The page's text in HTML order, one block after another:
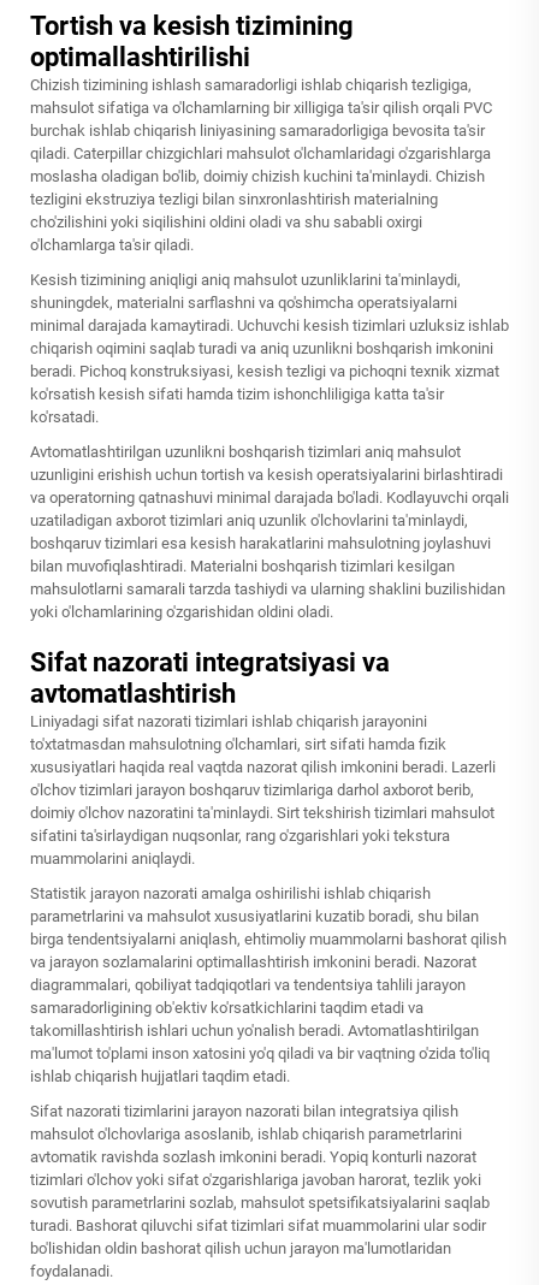
Tortish va kesish tizimining
optimallashtirilishi
Chizish tizimining ishlash samaradorligi ishlab chiqarish tezligiga,
mahsulot sifatiga va o'lchamlarning bir xilligiga ta'sir qilish orqali PVC
burchak ishlab chiqarish liniyasining samaradorligiga bevosita ta'sir
qiladi. Caterpillar chizgichlari mahsulot o'lchamlaridagi o'zgarishlarga
moslasha oladigan bo'lib, doimiy chizish kuchini ta'minlaydi. Chizish
tezligini ekstruziya tezligi bilan sinxronlashtirish materialning
cho'zilishini yoki siqilishini oldini oladi va shu sababli oxirgi
o'lchamlarga ta'sir qiladi.
Kesish tizimining aniqligi aniq mahsulot uzunliklarini ta'minlaydi,
shuningdek, materialni sarflashni va qo'shimcha operatsiyalarni
minimal darajada kamaytiradi. Uchuvchi kesish tizimlari uzluksiz ishlab
chiqarish oqimini saqlab turadi va aniq uzunlikni boshqarish imkonini
beradi. Pichoq konstruksiyasi, kesish tezligi va pichoqni texnik xizmat
ko'rsatish kesish sifati hamda tizim ishonchliligiga katta ta'sir
ko'rsatadi.
Avtomatlashtirilgan uzunlikni boshqarish tizimlari aniq mahsulot
uzunligini erishish uchun tortish va kesish operatsiyalarini birlashtiradi
va operatorning qatnashuvi minimal darajada bo'ladi. Kodlayuvchi orqali
uzatiladigan axborot tizimlari aniq uzunlik o'lchovlarini ta'minlaydi,
boshqaruv tizimlari esa kesish harakatlarini mahsulotning joylashuvi
bilan muvofiqlashtiradi. Materialni boshqarish tizimlari kesilgan
mahsulotlarni samarali tarzda tashiydi va ularning shaklini buzilishidan
yoki o'lchamlarining o'zgarishidan oldini oladi.
Sifat nazorati integratsiyasi va
avtomatlashtirish
Liniyadagi sifat nazorati tizimlari ishlab chiqarish jarayonini
to'xtatmasdan mahsulotning o'lchamlari, sirt sifati hamda fizik
xususiyatlari haqida real vaqtda nazorat qilish imkonini beradi. Lazerli
o'lchov tizimlari jarayon boshqaruv tizimlariga darhol axborot berib,
doimiy o'lchov nazoratini ta'minlaydi. Sirt tekshirish tizimlari mahsulot
sifatini ta'sirlaydigan nuqsonlar, rang o'zgarishlari yoki tekstura
muammolarini aniqlaydi.
Statistik jarayon nazorati amalga oshirilishi ishlab chiqarish
parametrlarini va mahsulot xususiyatlarini kuzatib boradi, shu bilan
birga tendentsiyalarni aniqlash, ehtimoliy muammolarni bashorat qilish
va jarayon sozlamalarini optimallashtirish imkonini beradi. Nazorat
diagrammalari, qobiliyat tadqiqotlari va tendentsiya tahlili jarayon
samaradorligining ob'ektiv ko'rsatkichlarini taqdim etadi va
takomillashtirish ishlari uchun yo'nalish beradi. Avtomatlashtirilgan
ma'lumot to'plami inson xatosini yo'q qiladi va bir vaqtning o'zida to'liq
ishlab chiqarish hujjatlari taqdim etadi.
Sifat nazorati tizimlarini jarayon nazorati bilan integratsiya qilish
mahsulot o'lchovlariga asoslanib, ishlab chiqarish parametrlarini
avtomatik ravishda sozlash imkonini beradi. Yopiq konturli nazorat
tizimlari o'lchov yoki sifat o'zgarishlariga javoban harorat, tezlik yoki
sovutish parametrlarini sozlab, mahsulot spetsifikatsiyalarini saqlab
turadi. Bashorat qiluvchi sifat tizimlari sifat muammolarini ular sodir
bo'lishidan oldin bashorat qilish uchun jarayon ma'lumotlaridan
foydalanadi.